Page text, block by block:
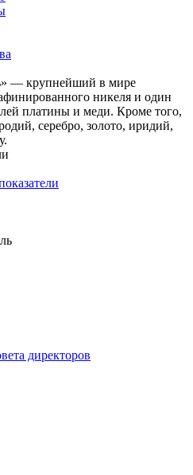
— крупнейший в мире
никеля и один
платины и меди. Кроме того,
серебро, золото, иридий,
директоров